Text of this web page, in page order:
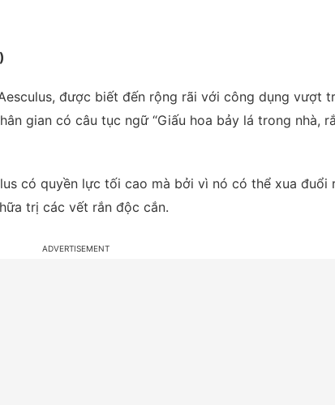
được biết đến rộng rãi với công dụng vượt
gian có câu tục ngữ “Giấu hoa bảy lá trong nhà,
có quyền lực tối cao mà bởi vì nó có thể xua đuổi
trị các vết rắn độc cắn.